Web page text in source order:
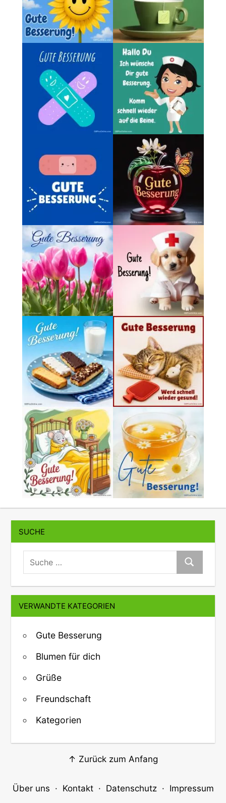
SUCHE
suche:
Suche
VERWANDTE KATEGORIEN
Gute Besserung
Blumen für dich
Grüße
Freundschaft
Kategorien
↑ Zurück zum Anfang
Über uns · Kontakt· Datenschutz· Impressum